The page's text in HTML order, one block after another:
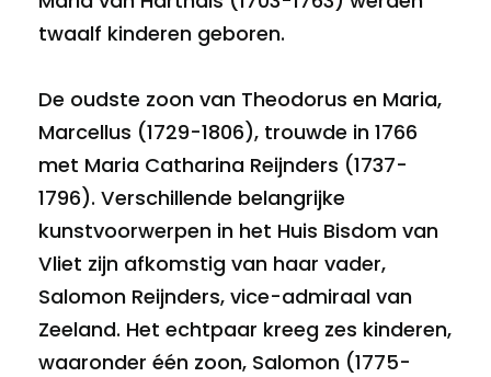
twaalf kinderen geboren.
De oudste zoon van Theodorus en Maria,
Marcellus (1729-1806), trouwde in 1766
met Maria Catharina Reijnders (1737-
1796). Verschillende belangrijke
kunstvoorwerpen in het Huis Bisdom van
Vliet zijn afkomstig van haar vader,
Salomon Reijnders, vice-admiraal van
Zeeland. Het echtpaar kreeg zes kinderen,
waaronder één zoon, Salomon (1775-